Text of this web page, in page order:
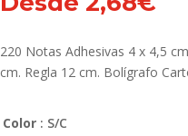
220 Notas Adhesivas 4 x 4,5
cm. Regla 12 cm. Bolígrafo
Color : S/C